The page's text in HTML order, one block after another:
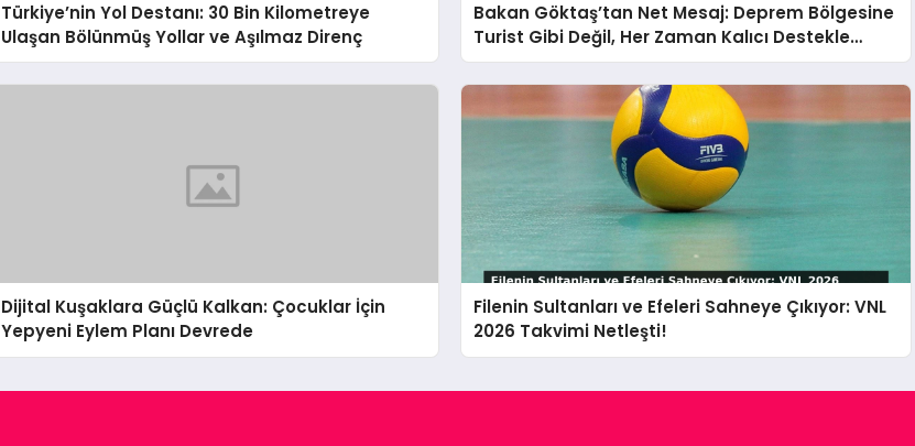
Türkiye’nin Yol Destanı: 30 Bin Kilometreye
Ulaşan Bölünmüş Yollar ve Aşılmaz Direnç
Bakan Göktaş’tan Net Mesaj: Deprem Bölgesine
Turist Gibi Değil, Her Zaman Kalıcı Destekle
Gidiyoruz!
Dijital Kuşaklara Güçlü Kalkan: Çocuklar İçin
Yepyeni Eylem Planı Devrede
Filenin Sultanları ve Efeleri Sahneye Çıkıyor: VNL
2026 Takvimi Netleşti!